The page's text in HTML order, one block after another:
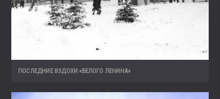
ПОСЛЕДНИЕ ВЗДОХИ «БЕЛОГО ЛЕНИНА»